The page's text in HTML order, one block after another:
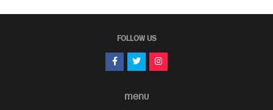
FOLLOW US
MENU